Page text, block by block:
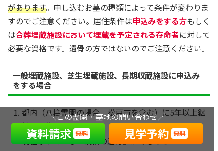
があります。申し込むお墓の種類によって条件が変わりま
すのでご注意ください。居住条件は申込みをする方もしく
は合葬埋蔵施設において埋蔵を予定される存命者に対して
必要な資格です。遺骨の方ではないのでご注意ください。
一般埋蔵施設、芝生埋蔵施設、長期収蔵施設に申込み
をする場合
都内（八柱霊園の場合、松戸市を含む）に5年以上継
続して住んでいること
現在守っている『親族の遺骨』があること
＼この霊園・墓地の問い合わせ／
資料請求 無料 見学予約 無料